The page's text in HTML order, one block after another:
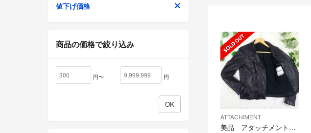
ATTACHIMENT
美品 アタッチメント 羊革 立ち襟 ダブルライダース レザージャケット 1 黒
値下げ価格
商品の価格で絞り込み
円〜 円